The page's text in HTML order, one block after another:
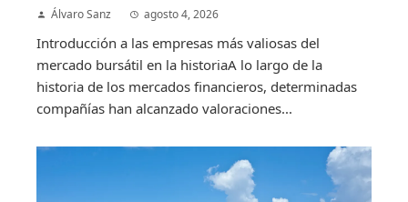
Álvaro Sanz agosto 4, 2026
Introducción a las empresas más valiosas del
mercado bursátil en la historiaA lo largo de la
historia de los mercados financieros, determinadas
compañías han alcanzado valoraciones...